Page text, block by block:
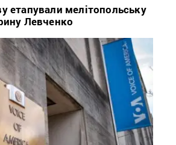
етапували мелітопольську
Левченко